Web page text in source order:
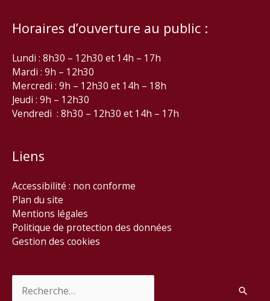
Horaires d’ouverture au public :
Lundi : 8h30 – 12h30 et 14h – 17h
Mardi : 9h – 12h30
Mercredi : 9h – 12h30 et 14h – 18h
Jeudi : 9h – 12h30
Vendredi : 8h30 – 12h30 et 14h – 17h
Liens
Accessibilité : non conforme
Plan du site
Mentions légales
Politique de protection des données
Gestion des cookies